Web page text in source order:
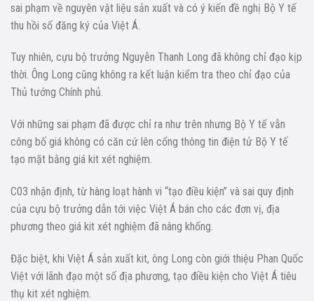
sai phạm về nguyên vật liệu sản xuất và có ý kiến đề nghị Bộ Y tế
thu hồi số đăng ký của Việt Á.
Tuy nhiên, cựu bộ trưởng Nguyễn Thanh Long đã không chỉ đạo kịp
thời. Ông Long cũng không ra kết luận kiểm tra theo chỉ đạo của
Thủ tướng Chính phủ.
Với những sai phạm đã được chỉ ra như trên nhưng Bộ Y tế vẫn
công bố giá không có căn cứ lên cổng thông tin điện tử Bộ Y tế
tạo mặt bằng giá kit xét nghiệm.
C03 nhận định, từ hàng loạt hành vi “tạo điều kiện” và sai quy định
của cựu bộ trưởng dẫn tới việc Việt Á bán cho các đơn vị, địa
phương theo giá kit xét nghiệm đã nâng khống.
Đặc biệt, khi Việt Á sản xuất kit, ông Long còn giới thiệu Phan Quốc
Việt với lãnh đạo một số địa phương, tạo điều kiện cho Việt Á tiêu
thụ kit xét nghiệm.